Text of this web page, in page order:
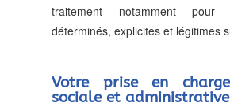
traitement notamment pour
déterminés, explicites et légitimes
Votre prise en
sociale et administrative